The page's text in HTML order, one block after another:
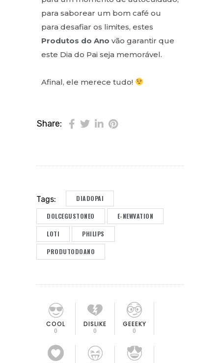
para saborear um bom café ou
para desafiar os limites, estes
Produtos do Ano vão garantir que
este Dia do Pai seja memorável.
Afinal, ele merece tudo!
Share:
Tags: DIADOPAI
DOLCEGUSTONEO E-NEWVATION
LOTI PHILIPS
PRODUTODOANO
COOL
0
DISLIKE
0
GEEEKY
0